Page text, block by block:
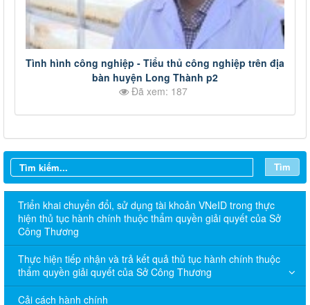
Tình hình công nghiệp - Tiểu thủ công nghiệp trên địa
bàn huyện Long Thành p2
Đã xem: 187
Tìm
Triển khai chuyển đổi, sử dụng tài khoản VNeID trong thực
hiện thủ tục hành chính thuộc thẩm quyền giải quyết của Sở
Công Thương
Thực hiện tiếp nhận và trả kết quả thủ tục hành chính thuộc
thẩm quyền giải quyết của Sở Công Thương
Cải cách hành chính